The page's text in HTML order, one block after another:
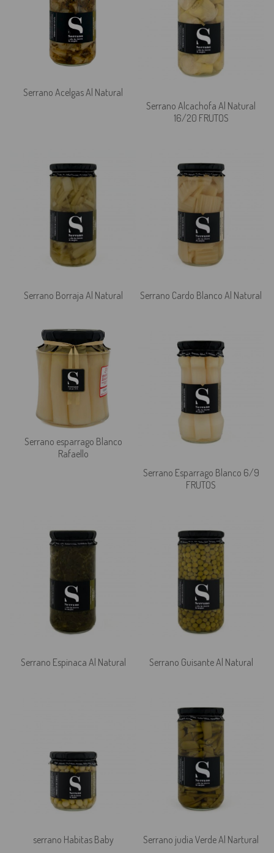
Serrano Acelgas Al Natural
Serrano Alcachofa Al Natural
16/20 FRUTOS
Serrano Borraja Al Natural Serrano Cardo Blanco Al Natural
Serrano esparrago Blanco
Rafaello
Serrano Esparrago Blanco 6/9
FRUTOS
Serrano Espinaca Al Natural Serrano Guisante Al Natural
serrano Habitas Baby Serrano judia Verde Al Nartural